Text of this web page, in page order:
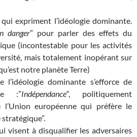
qui expriment l’idéologie dominante.
danger” pour parler des effets du
(incontestable pour les activités
mais totalement inopérant sur
notre planète Terre)
l’idéologie dominante s’efforce de
:”Indépendance“, politiquement
européenne qui préfère le
visent à disqualifier les adversaires